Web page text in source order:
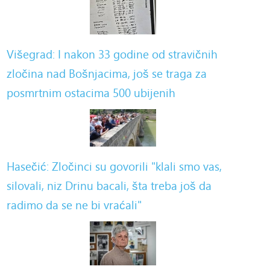
Višegrad: I nakon 33 godine od stravičnih
zločina nad Bošnjacima, još se traga za
posmrtnim ostacima 500 ubijenih
Hasečić: Zločinci su govorili "klali smo vas,
silovali, niz Drinu bacali, šta treba još da
radimo da se ne bi vraćali"